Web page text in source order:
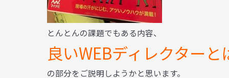
とんとんの課題でもある内容、
良いWEBディレクターと
の部分をご説明しようかと思います。